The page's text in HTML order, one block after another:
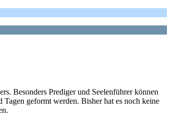
Besonders Prediger und Seelenführer können
geformt werden. Bisher hat es noch keine